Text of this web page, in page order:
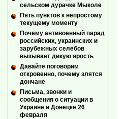
сельском дурачке Мыколе
Пять пунктов к непростому
текущему моменту
Почему антивоенный парад
российских, украинских и
зарубежных селебов
вызывает дикую ярость
Давайте поговорим
откровенно, почему злятся
дончане
Письма, звонки и
сообщения о ситуации в
Украине и Донецке 26
февраля